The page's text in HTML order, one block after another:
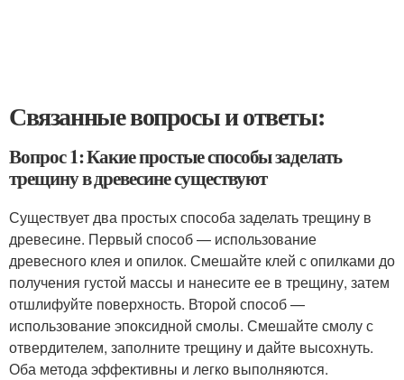
Связанные вопросы и ответы:
Вопрос 1: Какие простые способы заделать
трещину в древесине существуют
Существует два простых способа заделать трещину в
древесине. Первый способ — использование
древесного клея и опилок. Смешайте клей с опилками до
получения густой массы и нанесите ее в трещину, затем
отшлифуйте поверхность. Второй способ —
использование эпоксидной смолы. Смешайте смолу с
отвердителем, заполните трещину и дайте высохнуть.
Оба метода эффективны и легко выполняются.